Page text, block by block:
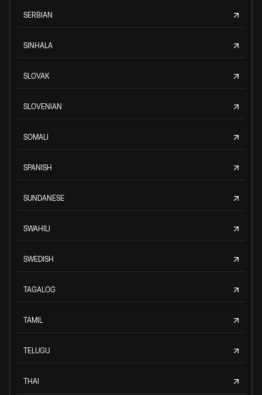
SERBIAN
SINHALA
SLOVAK
SLOVENIAN
SOMALI
SPANISH
SUNDANESE
SWAHILI
SWEDISH
TAGALOG
TAMIL
TELUGU
THAI